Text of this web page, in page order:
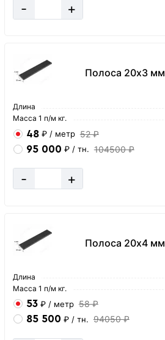
- +
Полоса 20х3 мм
Длина
Масса 1 п/м кг.
48 ₽ / метр 52 ₽
95 000 ₽ / тн. 104500 ₽
- +
Полоса 20х4 мм
Длина
Масса 1 п/м кг.
53 ₽ / метр 58 ₽
85 500 ₽ / тн. 94050 ₽